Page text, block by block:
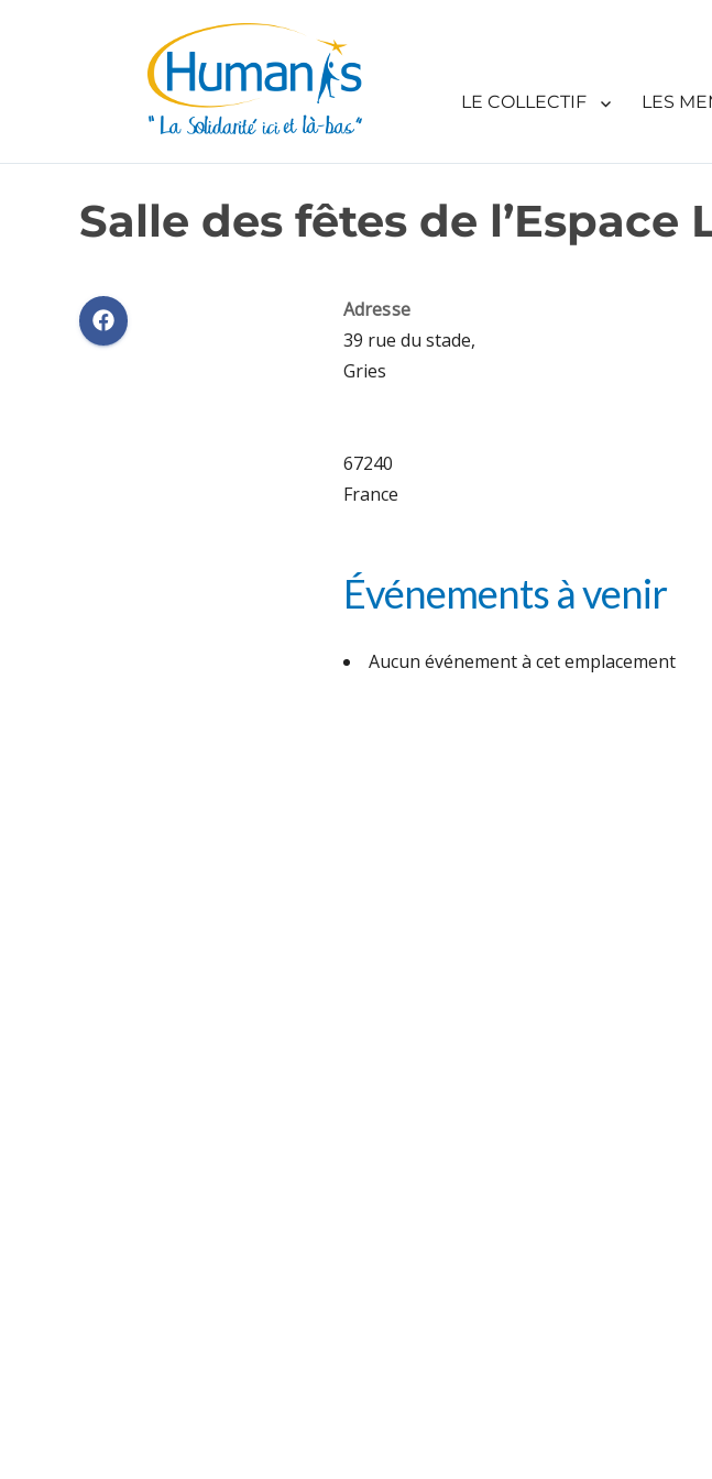
LE COLLECTIF LES
Salle des fêtes de l’Espace
Adresse
39 rue du stade,
Gries
67240
France
Événements à venir
Aucun événement à cet emplacement